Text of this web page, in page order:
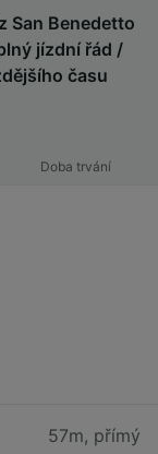
San Benedetto
jízdní řád /
času
Doba trvání
57m, přímý